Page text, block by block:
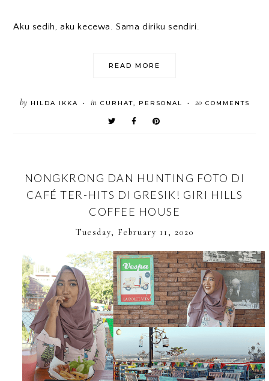
Aku sedih, aku kecewa. Sama diriku sendiri.
READ MORE
by HILDA IKKA • in CURHAT, PERSONAL • 20 COMMENTS
NONGKRONG DAN HUNTING FOTO DI
CAFÉ TER-HITS DI GRESIK! GIRI HILLS
COFFEE HOUSE
Tuesday, February 11, 2020